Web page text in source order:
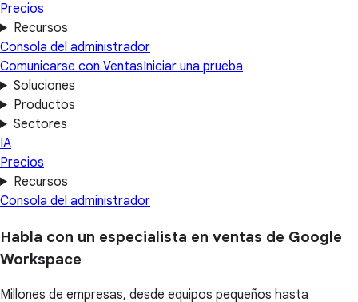
Precios
Recursos
Consola del administrador
Comunicarse con VentasIniciar una prueba
Soluciones
Productos
Sectores
IA
Precios
Recursos
Consola del administrador
Habla con un especialista en ventas de Google
Workspace
Millones de empresas, desde equipos pequeños hasta